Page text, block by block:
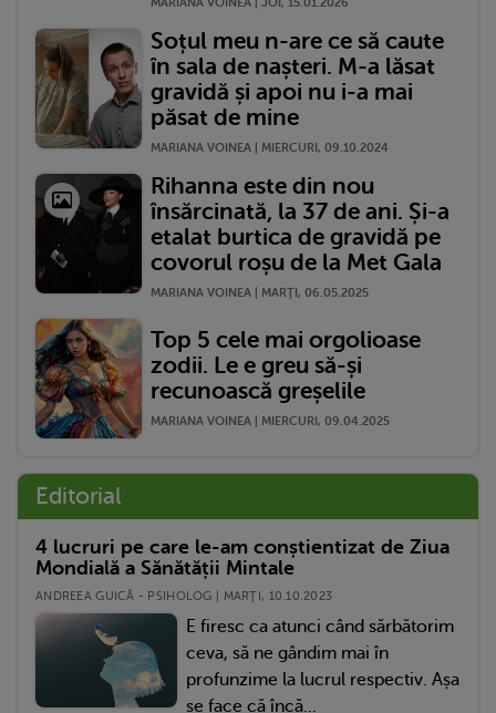
Soțul meu n-are ce să caute
în sala de nașteri. M-a lăsat
gravidă și apoi nu i-a mai
păsat de mine
MARIANA VOINEA | MIERCURI, 09.10.2024
Rihanna este din nou
însărcinată, la 37 de ani. Și-a
etalat burtica de gravidă pe
covorul roșu de la Met Gala
MARIANA VOINEA | MARŢI, 06.05.2025
Top 5 cele mai orgolioase
zodii. Le e greu să-și
recunoască greșelile
MARIANA VOINEA | MIERCURI, 09.04.2025
Editorial
4 lucruri pe care le-am conștientizat de Ziua
Mondială a Sănătății Mintale
ANDREEA GUICĂ - PSIHOLOG | MARŢI, 10.10.2023
E firesc ca atunci când sărbătorim
ceva, să ne gândim mai în
profunzime la lucrul respectiv. Așa
se face că încă...